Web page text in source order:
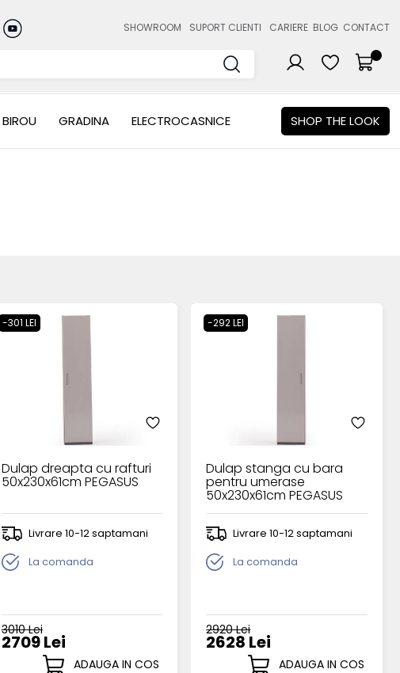
SHOWROOM SUPORT CLIENTI CARIERE BLOG CONTACT
BIROU GRADINA ELECTROCASNICE SHOP THE LOOK
-301 LEI
Dulap dreapta cu rafturi
50x230x61cm PEGASUS
Livrare 10-12 saptamani
La comanda
3010 Lei
2709 Lei
ADAUGA IN COS
-292 LEI
Dulap stanga cu bara
pentru umerase
50x230x61cm PEGASUS
Livrare 10-12 saptamani
La comanda
2920 Lei
2628 Lei
ADAUGA IN COS